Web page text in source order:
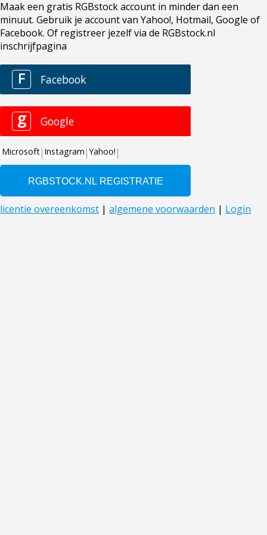
Maak een gratis RGBstock account in minder dan een
minuut. Gebruik je account van Yahoo!, Hotmail, Google of
Facebook. Of registreer jezelf via de RGBstock.nl
inschrijfpagina
F Facebook
g Google
Microsoft Instagram Yahoo!
licentie overeenkomst | algemene voorwaarden | Login